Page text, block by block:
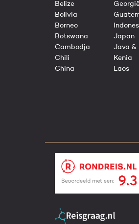
Belize
Bolivia
Borneo
Botswana
Cambodja
Chili
China
Japan
Java &
Kenia
Laos